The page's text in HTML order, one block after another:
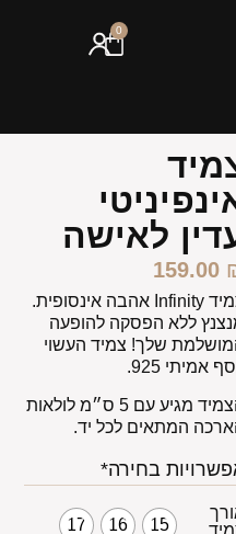
0
לאישה
159.00
צמיד Infinity אהבה אינסופית.
ללא הפסקה להופעה
שלך! צמיד העשוי
אמיתי 925.
הצמיד מגיע עם 5 ס״מ לולאות
המתאים לכל יד.
בחירה*
15
16
17